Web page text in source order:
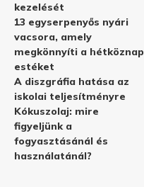
kezelését
13 egyserpenyős nyári
vacsora, amely
megkönnyíti a hétköznap
estéket
A diszgráfia hatása az
iskolai teljesítményre
Kókuszolaj: mire
figyeljünk a
fogyasztásánál és
használatánál?